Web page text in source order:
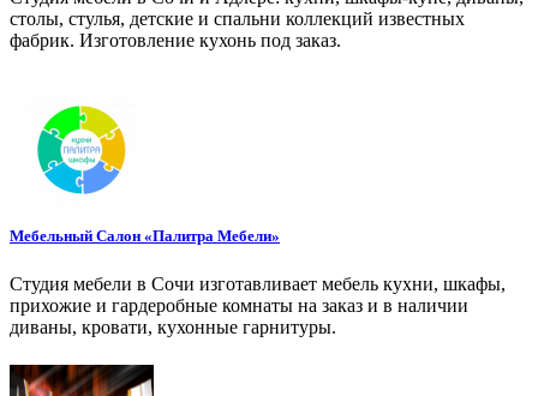
столы, стулья, детские и спальни коллекций известных
фабрик. Изготовление кухонь под заказ.
Мебельный Салон «Палитра Мебели»
Студия мебели в Сочи изготавливает мебель кухни, шкафы,
прихожие и гардеробные комнаты на заказ и в наличии
диваны, кровати, кухонные гарнитуры.